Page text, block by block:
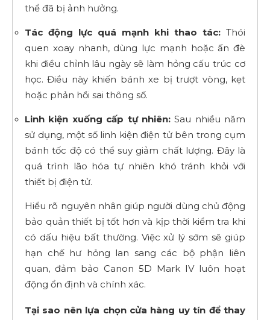
thể đã bị ảnh hưởng.
Tác động lực quá mạnh khi thao tác: Thói
quen xoay nhanh, dùng lực mạnh hoặc ấn đè
khi điều chỉnh lâu ngày sẽ làm hỏng cấu trúc cơ
học. Điều này khiến bánh xe bị trượt vòng, kẹt
hoặc phản hồi sai thông số.
Linh kiện xuống cấp tự nhiên:Sau nhiều năm
sử dụng, một số linh kiện điện tử bên trong cụm
bánh tốc độ có thể suy giảm chất lượng. Đây là
quá trình lão hóa tự nhiên khó tránh khỏi với
thiết bị điện tử.
Hiểu rõ nguyên nhân giúp người dùng chủ động
bảo quản thiết bị tốt hơn và kịp thời kiểm tra khi
có dấu hiệu bất thường. Việc xử lý sớm sẽ giúp
hạn chế hư hỏng lan sang các bộ phận liên
quan, đảm bảo Canon 5D Mark IV luôn hoạt
động ổn định và chính xác.
Tại sao nên lựa chọn cửa hàng uy tín để thay